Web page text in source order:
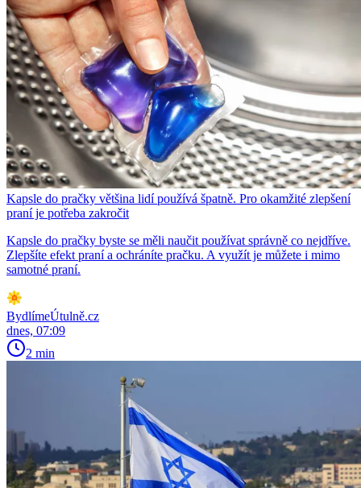
Kapsle do pračky většina lidí používá špatně. Pro okamžité zlepšení
praní je potřeba zakročit
Kapsle do pračky byste se měli naučit používat správně co nejdříve.
Zlepšíte efekt praní a ochráníte pračku. A využít je můžete i mimo
samotné praní.
BydlímeÚtulně.cz
dnes, 07:09
2 min